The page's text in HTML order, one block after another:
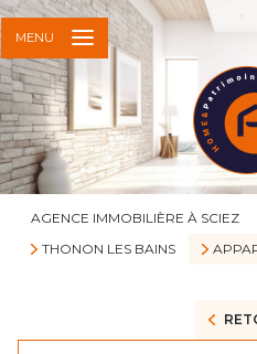
MENU
AGENCE IMMOBILIÈRE À SCIEZ
THONON LES BAINS